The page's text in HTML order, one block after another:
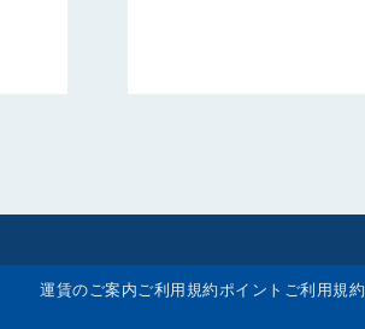
運賃のご案内ご利用規約ポイントご利用規約